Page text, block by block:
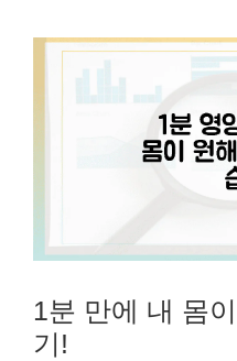
1분 만에 내 몸
기!